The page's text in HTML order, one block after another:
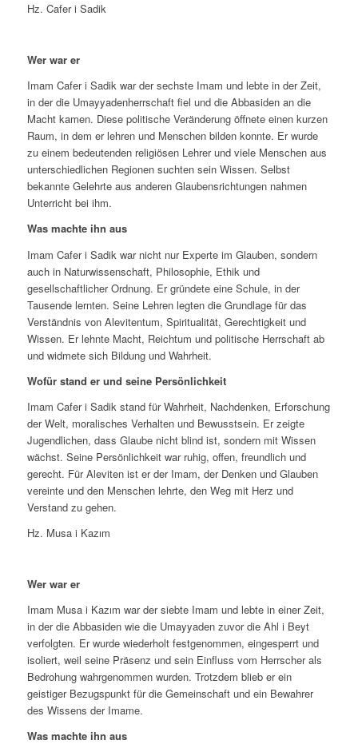
Hz. Cafer i Sadik
Wer war er
Imam Cafer i Sadik war der sechste Imam und lebte in der Zeit,
in der die Umayyadenherrschaft fiel und die Abbasiden an die
Macht kamen. Diese politische Veränderung öffnete einen kurzen
Raum, in dem er lehren und Menschen bilden konnte. Er wurde
zu einem bedeutenden religiösen Lehrer und viele Menschen aus
unterschiedlichen Regionen suchten sein Wissen. Selbst
bekannte Gelehrte aus anderen Glaubensrichtungen nahmen
Unterricht bei ihm.
Was machte ihn aus
Imam Cafer i Sadik war nicht nur Experte im Glauben, sondern
auch in Naturwissenschaft, Philosophie, Ethik und
gesellschaftlicher Ordnung. Er gründete eine Schule, in der
Tausende lernten. Seine Lehren legten die Grundlage für das
Verständnis von Alevitentum, Spiritualität, Gerechtigkeit und
Wissen. Er lehnte Macht, Reichtum und politische Herrschaft ab
und widmete sich Bildung und Wahrheit.
Wofür stand er und seine Persönlichkeit
Imam Cafer i Sadik stand für Wahrheit, Nachdenken, Erforschung
der Welt, moralisches Verhalten und Bewusstsein. Er zeigte
Jugendlichen, dass Glaube nicht blind ist, sondern mit Wissen
wächst. Seine Persönlichkeit war ruhig, offen, freundlich und
gerecht. Für Aleviten ist er der Imam, der Denken und Glauben
vereinte und den Menschen lehrte, den Weg mit Herz und
Verstand zu gehen.
Hz. Musa i Kazım
Wer war er
Imam Musa i Kazım war der siebte Imam und lebte in einer Zeit,
in der die Abbasiden wie die Umayyaden zuvor die Ahl i Beyt
verfolgten. Er wurde wiederholt festgenommen, eingesperrt und
isoliert, weil seine Präsenz und sein Einfluss vom Herrscher als
Bedrohung wahrgenommen wurden. Trotzdem blieb er ein
geistiger Bezugspunkt für die Gemeinschaft und ein Bewahrer
des Wissens der Imame.
Was machte ihn aus